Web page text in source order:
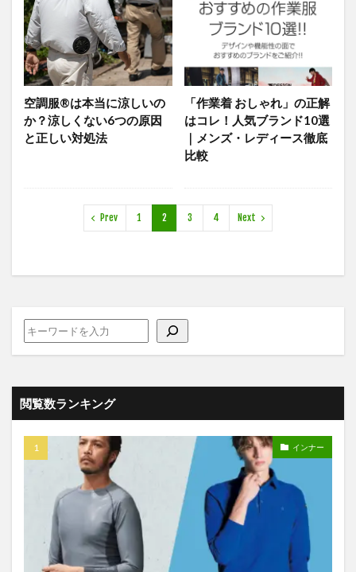
空調服®は本当に涼しいの
か？涼しくない6つの原因
と正しい対処法
「作業着 おしゃれ」の正解
はコレ！人気ブランド10選
｜メンズ・レディース徹底
比較
Prev 1 2 3 4 Next
閲覧数ランキング
インナー